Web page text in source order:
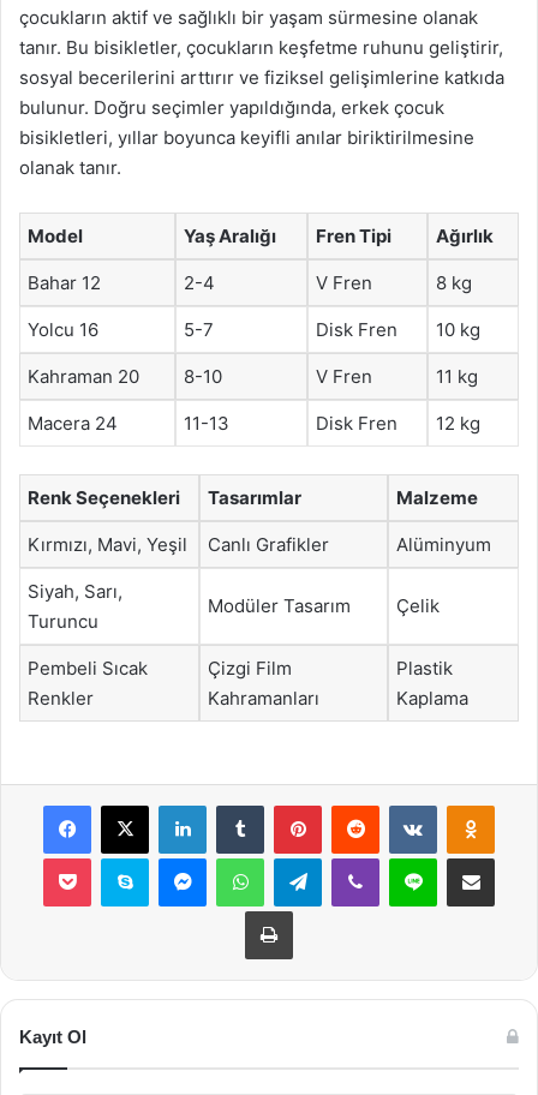
çocukların aktif ve sağlıklı bir yaşam sürmesine olanak
tanır. Bu bisikletler, çocukların keşfetme ruhunu geliştirir,
sosyal becerilerini arttırır ve fiziksel gelişimlerine katkıda
bulunur. Doğru seçimler yapıldığında, erkek çocuk
bisikletleri, yıllar boyunca keyifli anılar biriktirilmesine
olanak tanır.
Model Yaş Aralığı Fren Tipi Ağırlık
Bahar 12 2-4 V Fren 8 kg
Yolcu 16 5-7 Disk Fren 10 kg
Kahraman 20 8-10 V Fren 11 kg
Macera 24 11-13 Disk Fren 12 kg
Renk Seçenekleri Tasarımlar Malzeme
Kırmızı, Mavi, Yeşil Canlı Grafikler Alüminyum
Siyah, Sarı,
Turuncu
Modüler Tasarım Çelik
Pembeli Sıcak
Renkler
Çizgi Film
Kahramanları
Plastik
Kaplama
Facebook
X LinkedInTumblr PinterestReddit VKontakte
Pocket Skype MessengerWhatsAppTelegramViber Line E-Posta ile
Yazdır
Kayıt Ol